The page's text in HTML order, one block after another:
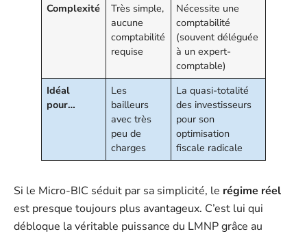
Complexité
Très simple,
aucune
comptabilité
requise
Nécessite une
comptabilité
(souvent déléguée
à un expert-
comptable)
Idéal
pour…
Les
bailleurs
avec très
peu de
charges
La quasi-totalité
des investisseurs
pour son
optimisation
fiscale radicale
Si le Micro-BIC séduit par sa simplicité, le régime réel
est presque toujours plus avantageux. C’est lui qui
débloque la véritable puissance du LMNP grâce au